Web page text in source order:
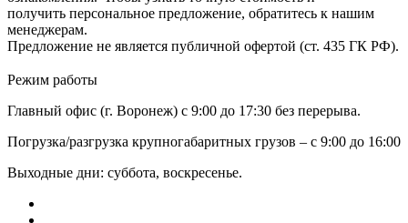
получить персональное предложение, обратитесь к нашим
менеджерам.
Предложение не является публичной офертой (ст. 435 ГК РФ).
Режим работы
Главный офис (г. Воронеж) с 9:00 до 17:30 без перерыва.
Погрузка/разгрузка крупногабаритных грузов – с 9:00 до 16:00
Выходные дни: суббота, воскресенье.